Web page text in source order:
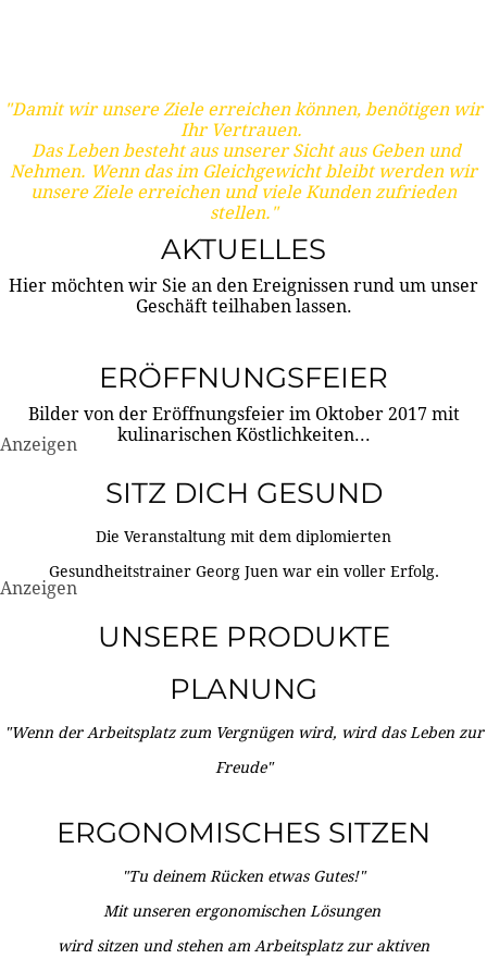
"Damit wir unsere Ziele erreichen können, benötigen wir
Ihr Vertrauen.
Das Leben besteht aus unserer Sicht aus Geben und
Nehmen. Wenn das im Gleichgewicht bleibt werden wir
unsere Ziele erreichen und viele Kunden zufrieden
stellen."
AKTUELLES
Hier möchten wir Sie an den Ereignissen rund um unser
Geschäft teilhaben lassen.
ERÖFFNUNGSFEIER
Bilder von der Eröffnungsfeier im Oktober 2017 mit
kulinarischen Köstlichkeiten...
Anzeigen
SITZ DICH GESUND
Die Veranstaltung mit dem diplomierten
Gesundheitstrainer Georg Juen war ein voller Erfolg.
Anzeigen
UNSERE PRODUKTE
PLANUNG
"Wenn der Arbeitsplatz zum Vergnügen wird, wird das Leben zur
Freude"
ERGONOMISCHES SITZEN
"Tu deinem Rücken etwas Gutes!"
Mit unseren ergonomischen Lösungen
wird sitzen und stehen am Arbeitsplatz zur aktiven